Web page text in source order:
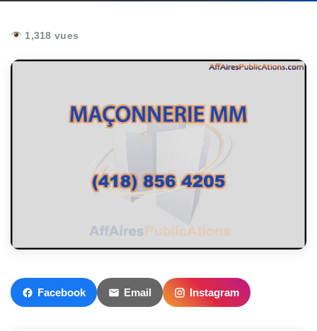
1,318 vues
Facebook Email Instagram